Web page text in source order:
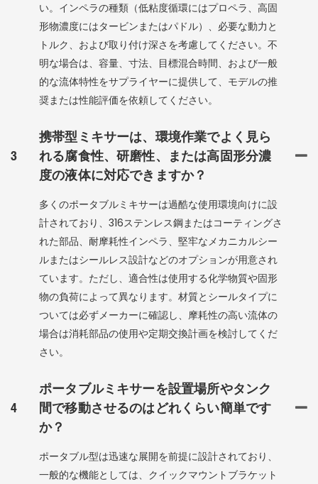
い。インペラの種類（低粘度循環にはプロペラ、高固
形物濃度にはタービンまたはパドル）、必要な動力と
トルク、および取り付け深さを考慮してください。不
明な場合は、容量、寸法、目標混合時間、および一般
的な流体特性をサプライヤーに提供して、モデルの推
奨または性能評価を依頼してください。
3
携帯型ミキサーは、環境作業でよく見ら
れる腐食性、研磨性、または高固形分濃
度の液体に対応できますか？
多くのポータブルミキサーは過酷な使用環境向けに設
計されており、316ステンレス鋼またはコーティングさ
れた部品、耐摩耗性インペラ、堅牢なメカニカルシー
ルまたはシールレス設計などのオプションが用意され
ています。ただし、適合性は使用する化学物質や固形
物の負荷によって異なります。材質とシールタイプに
ついては必ずメーカーに確認し、摩耗性の高い流体の
場合は消耗部品の使用や定期交換計画を検討してくだ
さい。
4
ポータブルミキサーを設置場所やタンク
間で移動させるのはどれくらい簡単です
か？
ポータブル型は迅速な展開を前提に設計されており、
一般的な機能としては、クイックマウントブラケット